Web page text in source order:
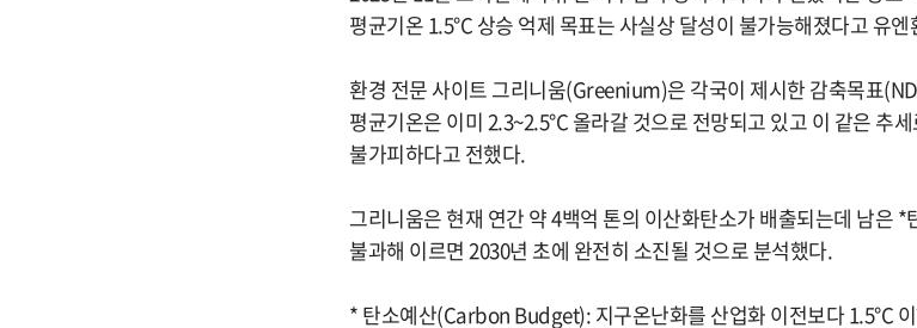
평균기온 1.5°C 상승 억제 목표는 사실상 달성이 불가능해졌다고 유
환경 전문 사이트 그리니움(Greenium)은 각국이 제시한 감축목표
평균기온은 이미 2.3~2.5°C 올라갈 것으로 전망되고 있고 이 같은 추
불가피하다고 전했다.
그리니움은 현재 연간 약 4백억 톤의 이산화탄소가 배출되는데 남은
불과해 이르면 2030년 초에 완전히 소진될 것으로 분석했다.
* 탄소예산(Carbon Budget): 지구온난화를 산업화 이전보다 1.5°C